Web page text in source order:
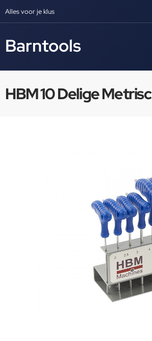
Alles voor je klus
Barntools
HBM 10 Delige